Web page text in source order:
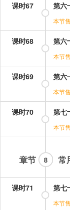
课时67 第六
本节
课时68 第六
本节
课时69 第六
本节
课时70 第七
本节
章节 常
8
课时71 第七
本节